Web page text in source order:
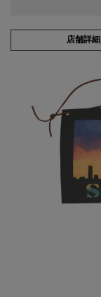
店舗詳細